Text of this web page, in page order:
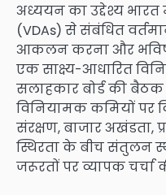
अध्ययन का उद्देश्य
(VDAs) से संबंधित
आकलन करना और
एक साक्ष्य-आधारित
सलाहकार बोर्ड की बैठक
विनियामक कमियों पर
संरक्षण, बाजार अखंडता,
स्थिरता के बीच संतुलन
जरूरतों पर व्यापक चर्चा